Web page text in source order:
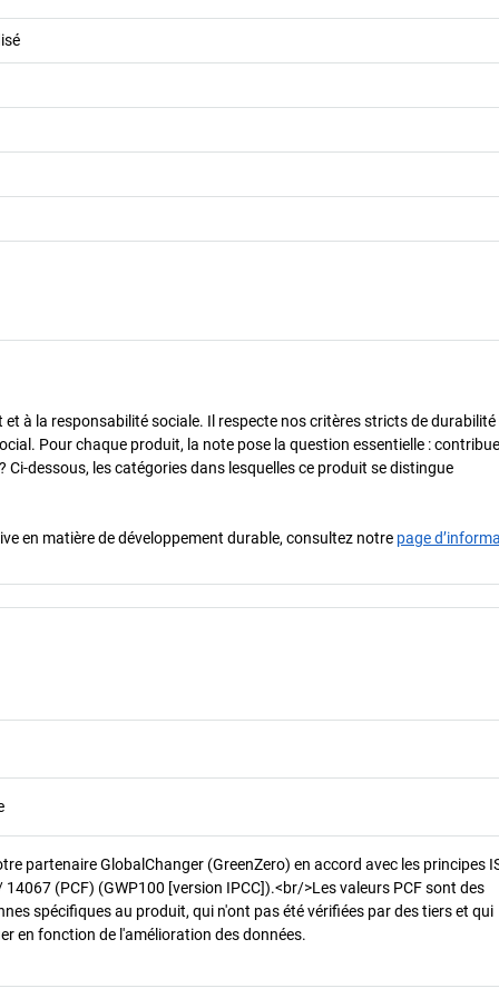
à la responsabilité sociale. Il respecte nos critères stricts de durabilité
Pour chaque produit, la note pose la question essentielle :
dessous, les catégories dans lesquelles ce produit se distingue
en matière de développement durable, consultez notre page
partenaire GlobalChanger (GreenZero) en accord avec les principes
14067 (PCF) (GWP100 [version IPCC]).<br/>Les valeurs PCF sont des
spécifiques au produit, qui n'ont pas été vérifiées par des tiers et qui
en fonction de l'amélioration des données.